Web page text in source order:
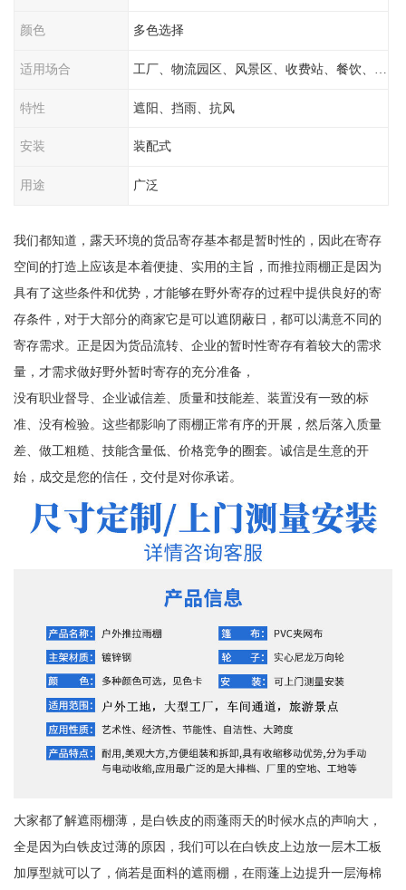
颜色 多色选择
适用场合
特性 遮阳、挡雨、抗风
安装 装配式
用途 广泛
我们都知道，露天环境的货品寄存基本都是暂时性的，因此在寄存
空间的打造上应该是本着便捷、实用的主旨，而推拉雨棚正是因为
具有了这些条件和优势，才能够在野外寄存的过程中提供良好的寄
存条件，对于大部分的商家它是可以遮阴蔽日，都可以满意不同的
寄存需求。正是因为货品流转、企业的暂时性寄存有着较大的需求
量，才需求做好野外暂时寄存的充分准备，
没有职业督导、企业诚信差、质量和技能差、装置没有一致的标
准、没有检验。这些都影响了雨棚正常有序的开展，然后落入质量
差、做工粗糙、技能含量低、价格竞争的圈套。诚信是生意的开
始，成交是您的信任，交付是对你承诺。
大家都了解遮雨棚薄，是白铁皮的雨蓬雨天的时候水点的声响大，
全是因为白铁皮过薄的原因，我们可以在白铁皮上边放一层木工板
加厚型就可以了，倘若是面料的遮雨棚，在雨蓬上边提升一层海棉